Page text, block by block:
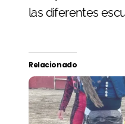
las diferentes
Relacionado